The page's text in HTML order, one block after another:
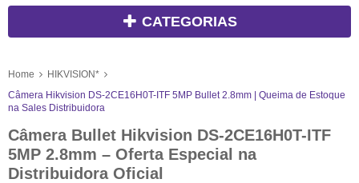
CATEGORIAS
Home
HIKVISION*
Câmera Hikvision DS-2CE16H0T-ITF 5MP Bullet 2.8mm | Queima de Estoque
na Sales Distribuidora
Câmera Bullet Hikvision DS-2CE16H0T-ITF
5MP 2.8mm – Oferta Especial na
Distribuidora Oficial